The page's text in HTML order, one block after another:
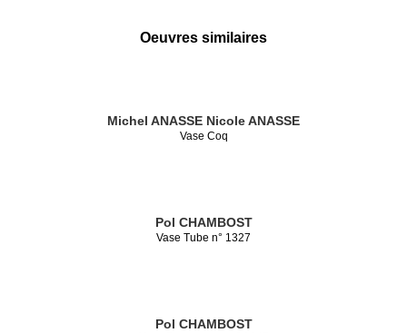
Oeuvres similaires
Michel ANASSE Nicole ANASSE
Vase Coq
Pol CHAMBOST
Vase Tube n° 1327
Pol CHAMBOST